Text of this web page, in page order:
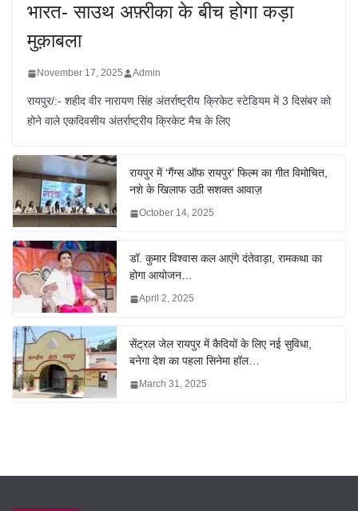
भारत- साउथ अफ़्रीका के बीच होगा कड़ा
मुक़ाबला
November 17, 2025 Admin
रायपुर/:- शहीद वीर नारायण सिंह अंतर्राष्ट्रीय क्रिकेट स्टेडियम में 3 दिसंबर को
होने वाले एकदिवसीय अंतर्राष्ट्रीय क्रिकेट मैच के लिए
रायपुर में ‘गैंग्स ऑफ रायपुर’ फिल्म का गीत विमोचित,
नशे के खिलाफ उठी सशक्त आवाज़
October 14, 2025
डॉ. कुमार विश्वास कल आएंगे दंतेवाड़ा, रामकथा का
होगा आयोजन…
April 2, 2025
सेंट्रल जेल रायपुर में कैदियों के लिए नई सुविधा,
बनेगा देश का पहला सिनेमा हॉल…
March 31, 2025